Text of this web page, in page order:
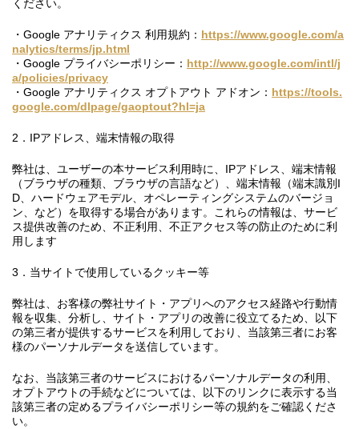
ください。
・Google アナリティクス 利用規約： https://www.google.com/a
nalytics/terms/jp.html
・Google プライバシーポリシー： http://www.google.com/intl/j
a/policies/privacy
・Google アナリティクス オプトアウト アドオン： https://tools.
google.com/dlpage/gaoptout?hl=ja
2．IPアドレス、端末情報の取得
弊社は、ユーザーの本サービス利用時に、IPアドレス、端末情報
（ブラウザの種類、ブラウザの言語など）、端末情報（端末識別I
D、ハードウェアモデル、オペレーティングシステムのバージョ
ン、など）を取得する場合があります。これらの情報は、サービ
ス提供改善のため、不正利用、不正アクセス等の防止のために利
用します
3．当サイトで使用しているクッキー等
弊社は、お客様の弊社サイト・アプリへのアクセス経路や行動情
報を収集、分析し、サイト・アプリの改善に役立てるため、以下
の第三者が提供するサービスを利用しており、当該第三者にお客
様のパーソナルデータを送信しています。
なお、当該第三者のサービスにおけるパーソナルデータの利用、
オプトアウトの手続などについては、以下のリンクに表示する当
該第三者の定めるプライバシーポリシー等の規約をご確認くださ
い。